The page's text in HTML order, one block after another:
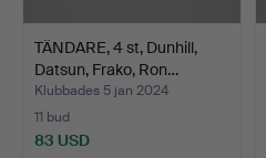
TÄNDARE, 4 st, Dunhill,
Datsun, Frako, Ron…
Klubbades 5 jan 2024
11 bud
83 USD